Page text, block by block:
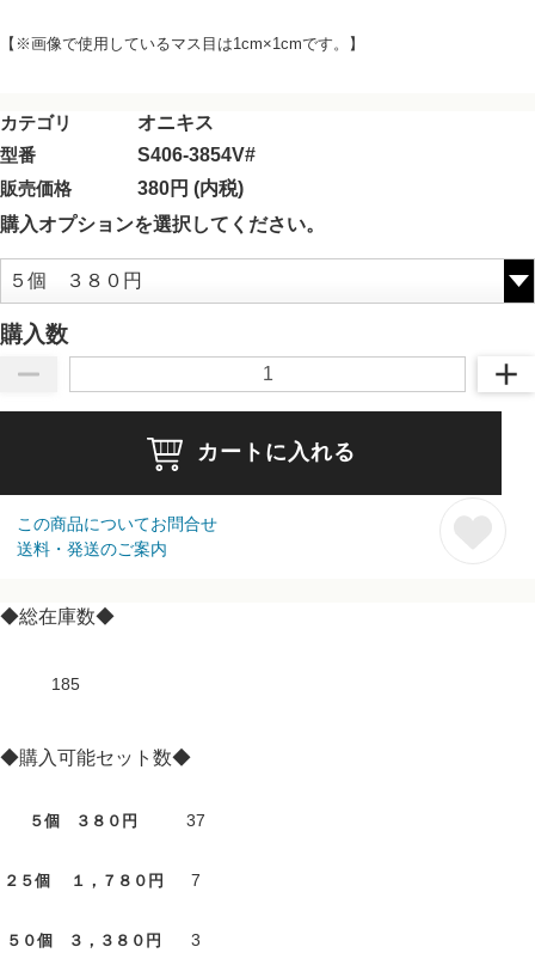
【※画像で使用しているマス目は1cm×1cmです。】
カテゴリ
オニキス
型番
S406-3854V#
販売価格
380円 (内税)
購入オプションを選択してください。
購入数
カートに入れる
この商品についてお問合せ
送料・発送のご案内
◆総在庫数◆
185
◆購入可能セット数◆
５個 ３８０円 37
２５個 １，７８０円 7
５０個 ３，３８０円 3